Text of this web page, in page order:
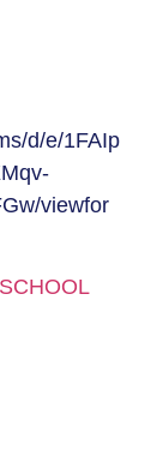
d/e/1FAIp
viewfor